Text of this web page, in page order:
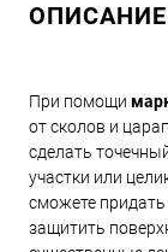
При помощи
от сколов и
сделать
участки или
сможете
защитить